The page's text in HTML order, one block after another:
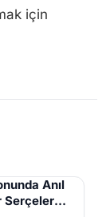
için
Anıl
Serçeler